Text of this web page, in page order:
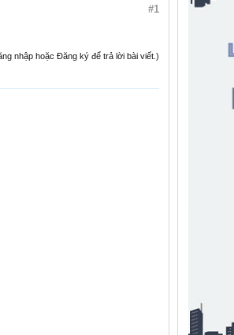
#1
nhập hoặc Đăng ký để trả lời bài viết.)